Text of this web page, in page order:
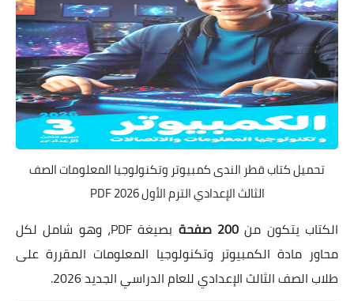
تحميل كتاب قطر الندى كمبيوتر وتكنولوجيا المعلومات الصف
الثالث الإعدادي الترم الأول 2026 PDF
الكتاب يتكون من 200 صفحة
بصيغة PDF، وهو شامل لكل
محاور مادة الكمبيوتر وتكنولوجيا المعلومات المقررة على
طلاب الصف الثالث الإعدادي للعام الدراسي الجديد 2026.